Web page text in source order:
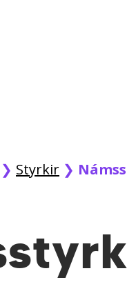
❯ Styrkir ❯